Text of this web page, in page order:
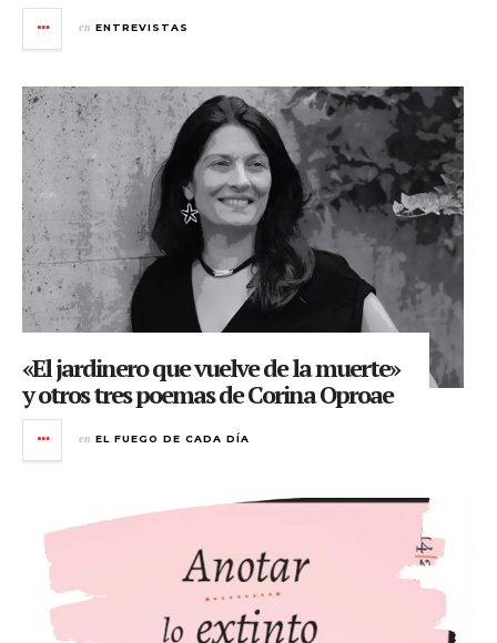
en ENTREVISTAS
«El jardinero que vuelve de la muerte»
y otros tres poemas de Corina Oproae
en EL FUEGO DE CADA DÍA